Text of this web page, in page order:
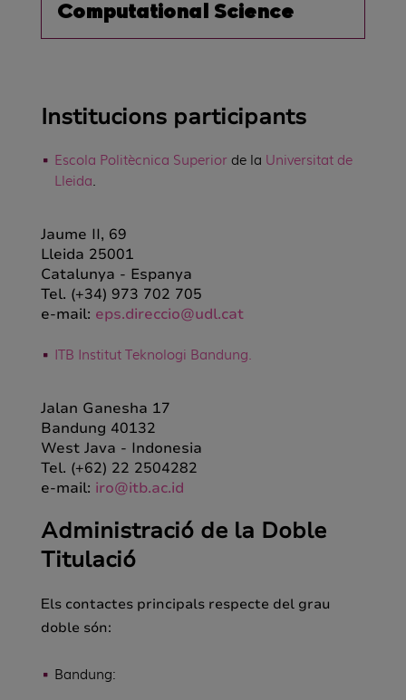
Computational Science
Institucions participants
Escola Politècnica Superiorde la Universitat de
Lleida.
Jaume II, 69
Lleida 25001
Catalunya - Espanya
Tel. (+34) 973 702 705
e-mail: eps.direccio@udl.cat
ITB Institut Teknologi Bandung.
Jalan Ganesha 17
Bandung 40132
West Java - Indonesia
Tel. (+62) 22 2504282
e-mail: iro@itb.ac.id
Administració de la Doble
Titulació
Els contactes principals respecte del grau
doble són:
Bandung: